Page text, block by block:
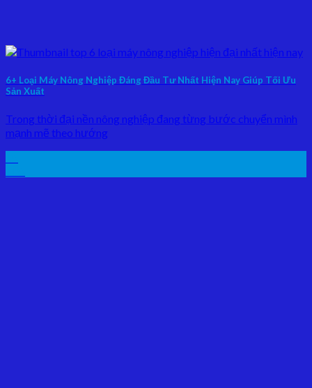
6+ Loại Máy Nông Nghiệp Đáng Đầu Tư Nhất Hiện Nay Giúp Tối Ưu
Sản Xuất
Trong thời đại nền nông nghiệp đang từng bước chuyển mình
mạnh mẽ theo hướng